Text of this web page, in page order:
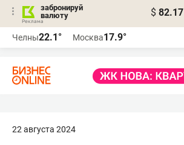
забронируй
валюту
$ 82.17
Челны22.1° Москва17.9°
22 августа 2024